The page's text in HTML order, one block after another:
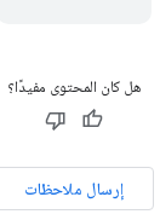
هل كان المحتوى مفيدًا؟
إرسال ملاحظات